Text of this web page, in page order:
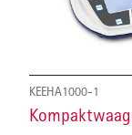
KEEHA1000-1